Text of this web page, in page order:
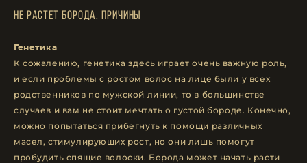
Не растет борода. Причины
Генетика
К сожалению, генетика здесь играет очень важную роль,
и если проблемы с ростом волос на лице были у всех
родственников по мужской линии, то в большинстве
случаев и вам не стоит мечтать о густой бороде. Конечно,
можно попытаться прибегнуть к помощи различных
масел, стимулирующих рост, но они лишь помогут
пробудить спящие волоски. Борода может начать расти